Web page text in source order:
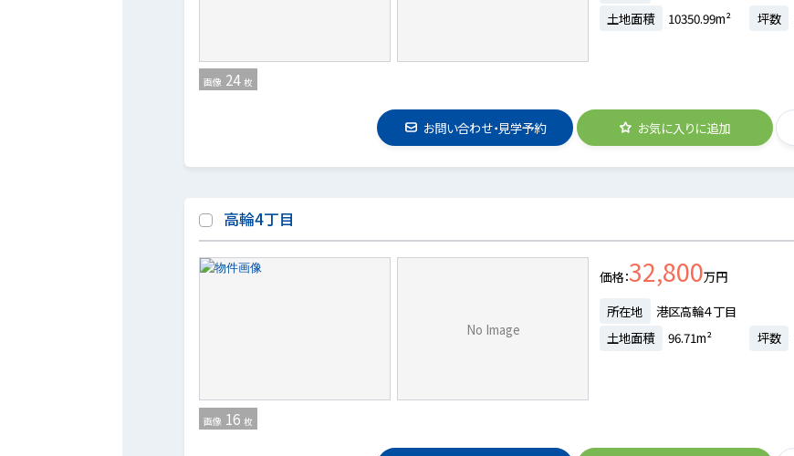
画像 24 枚
土地面積
10350.99m² 坪数
お問い合わせ・見学予約 お気に入りに追加
高輪4丁目
No Image
画像 16 枚
価格 32,800万円
所在地
港区高輪４丁目
土地面積
96.71m² 坪数